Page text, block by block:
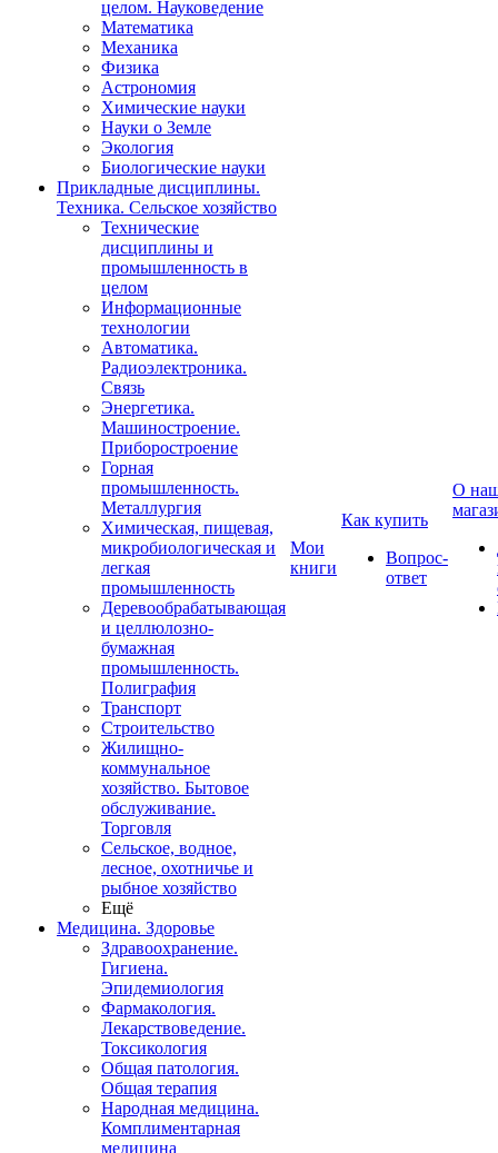
целом. Науковедение
Математика
Механика
Физика
Астрономия
Химические науки
Науки о Земле
Экология
Биологические науки
Прикладные дисциплины.
Техника. Сельское хозяйство
Технические
дисциплины и
промышленность в
целом
Информационные
технологии
Автоматика.
Радиоэлектроника.
Связь
Энергетика.
Машиностроение.
Приборостроение
Горная
промышленность.
Металлургия
Химическая, пищевая,
микробиологическая и
легкая
промышленность
Деревообрабатывающая
и целлюлозно-
бумажная
промышленность.
Полиграфия
Транспорт
Строительство
Жилищно-
коммунальное
хозяйство. Бытовое
обслуживание.
Торговля
Сельское, водное,
лесное, охотничье и
рыбное хозяйство
Ещё
Медицина. Здоровье
Здравоохранение.
Гигиена.
Эпидемиология
Фармакология.
Лекарствоведение.
Токсикология
Общая патология.
Общая терапия
Народная медицина.
Комплиментарная
медицина
Мои
книги
Как купить
Вопрос-
ответ
О